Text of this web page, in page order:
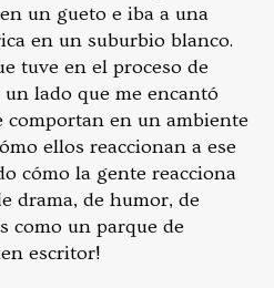
un gueto e iba a una
en un suburbio blanco.
tuve en el proceso de
lado que me encantó
comportan en un ambiente
ellos reaccionan a ese
cómo la gente reacciona
drama, de humor, de
como un parque de
escritor!